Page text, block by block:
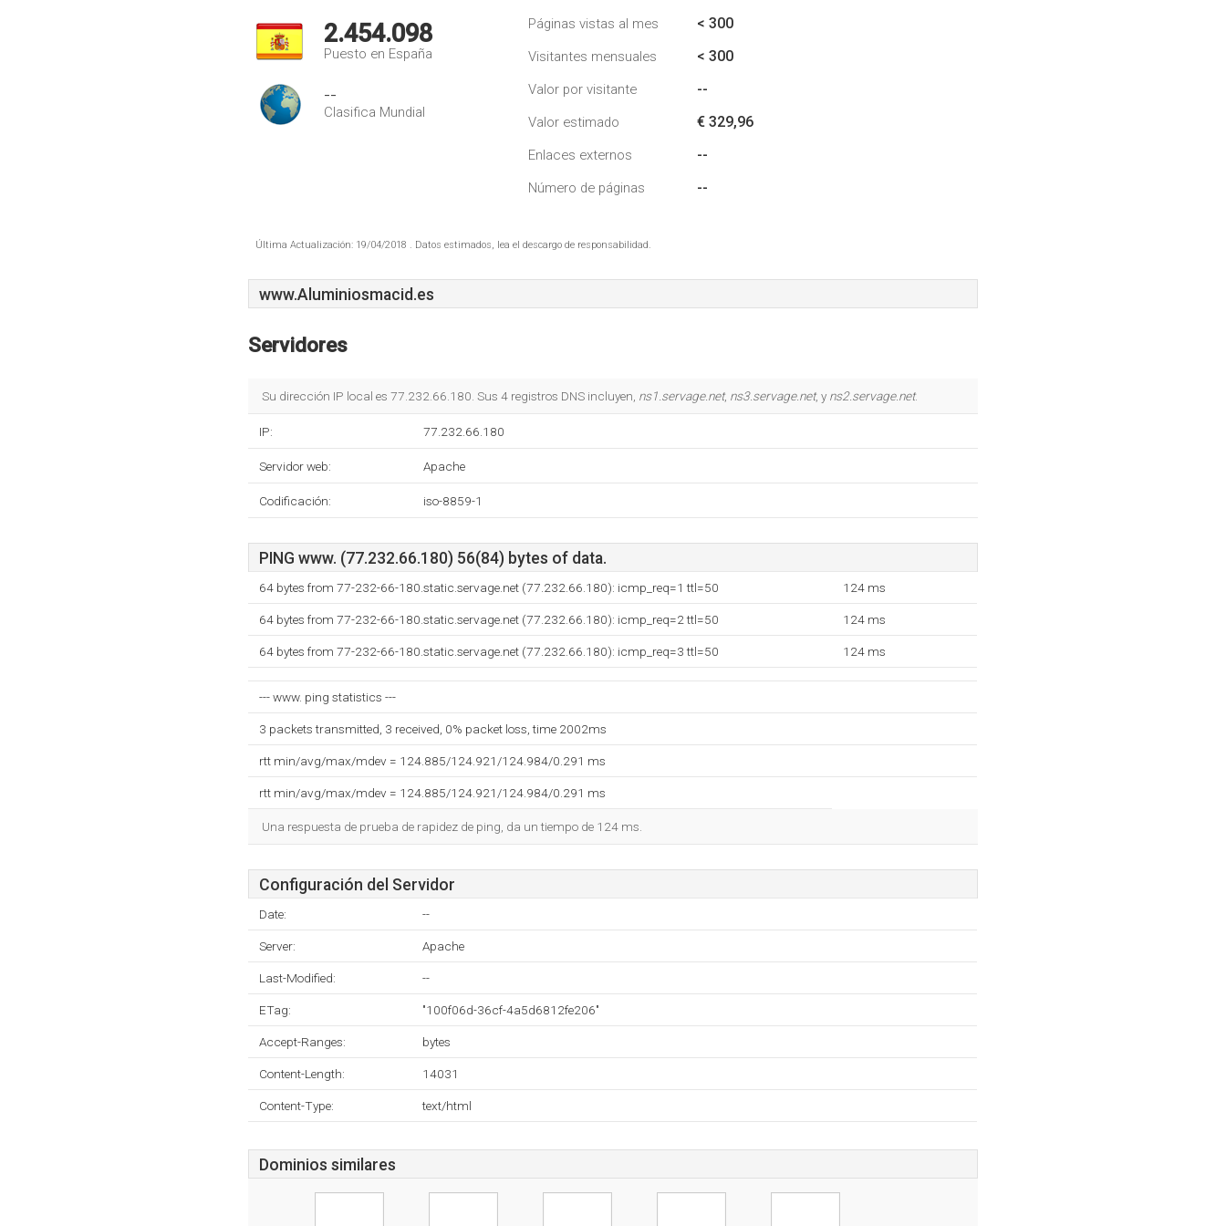
2.454.098
Puesto en España
--
Clasifica Mundial
Páginas vistas al mes < 300
Visitantes mensuales < 300
Valor por visitante --
Valor estimado € 329,96
Enlaces externos --
Número de páginas --
Última Actualización: 19/04/2018 . Datos estimados, lea el descargo de responsabilidad.
www.Aluminiosmacid.es
Servidores
Su dirección IP local es 77.232.66.180. Sus 4 registros DNS incluyen, ns1.servage.net, ns3.servage.net, y ns2.servage.net.
IP: 77.232.66.180
Servidor web: Apache
Codificación: iso-8859-1
PING www. (77.232.66.180) 56(84) bytes of data.
64 bytes from 77-232-66-180.static.servage.net (77.232.66.180): icmp_req=1 ttl=50 124 ms
64 bytes from 77-232-66-180.static.servage.net (77.232.66.180): icmp_req=2 ttl=50 124 ms
64 bytes from 77-232-66-180.static.servage.net (77.232.66.180): icmp_req=3 ttl=50 124 ms
--- www. ping statistics ---
3 packets transmitted, 3 received, 0% packet loss, time 2002ms
rtt min/avg/max/mdev = 124.885/124.921/124.984/0.291 ms
rtt min/avg/max/mdev = 124.885/124.921/124.984/0.291 ms
Una respuesta de prueba de rapidez de ping, da un tiempo de 124 ms.
Configuración del Servidor
Date: --
Server: Apache
Last-Modified: --
ETag: "100f06d-36cf-4a5d6812fe206"
Accept-Ranges: bytes
Content-Length: 14031
Content-Type: text/html
Dominios similares